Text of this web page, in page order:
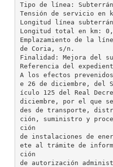
Tipo de línea:
Tensión de servicio en
Longitud línea
Longitud total en km:
Emplazamiento de la
de Coria, s/n.
Finalidad: Mejora del
Referencia del
A los efectos
e 26 de diciembre, del
ículo 125 del Real
diciembre, por el que
des de transporte,
ción, suministro y
ción
de instalaciones de
ete al trámite de
ción
de autorización